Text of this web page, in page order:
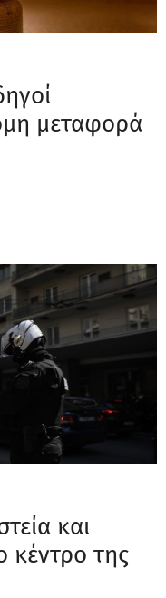
μεταφορά
και
κέντρο της